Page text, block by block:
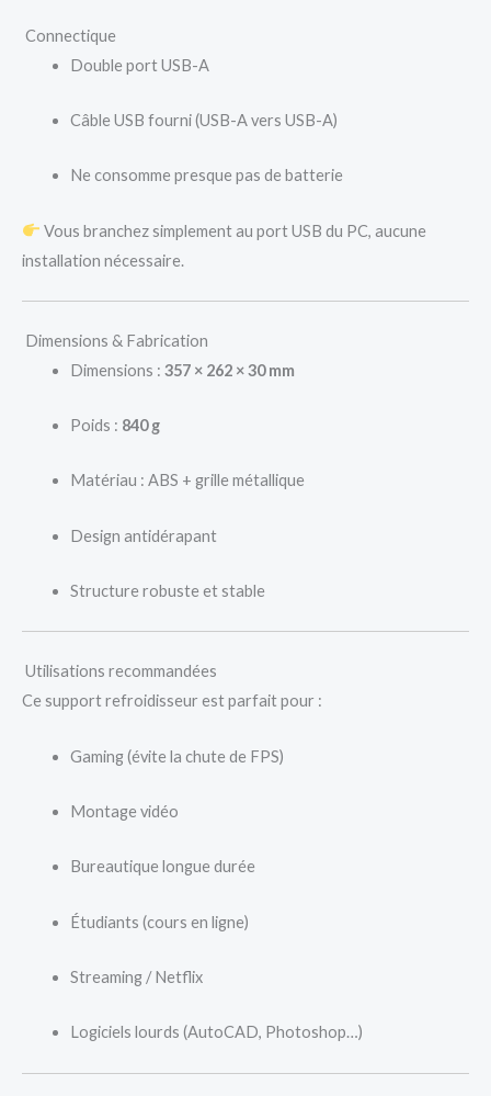
Connectique
Double port USB-A
Câble USB fourni (USB-A vers USB-A)
Ne consomme presque pas de batterie
Vous branchez simplement au port USB du PC, aucune
installation nécessaire.
Dimensions & Fabrication
Dimensions : 357 × 262 × 30 mm
Poids : 840 g
Matériau : ABS + grille métallique
Design antidérapant
Structure robuste et stable
Utilisations recommandées
Ce support refroidisseur est parfait pour :
Gaming (évite la chute de FPS)
Montage vidéo
Bureautique longue durée
Étudiants (cours en ligne)
Streaming / Netflix
Logiciels lourds (AutoCAD, Photoshop…)